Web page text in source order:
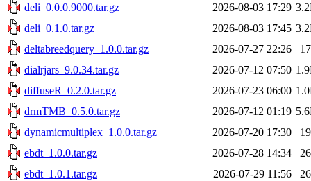
deli_0.0.0.9000.tar.gz
2026-08-03 17:29
deli_0.1.0.tar.gz
2026-08-03 17:45
deltabreedquery_1.0.0.tar.gz
2026-07-27 22:26
dialrjars_9.0.34.tar.gz
2026-07-12 07:50
diffuseR_0.2.0.tar.gz
2026-07-23 06:00
drmTMB_0.5.0.tar.gz
2026-07-12 01:19
dynamicmultiplex_1.0.0.tar.gz
2026-07-20 17:30
ebdt_1.0.0.tar.gz
2026-07-28 14:34
ebdt_1.0.1.tar.gz
2026-07-29 11:56